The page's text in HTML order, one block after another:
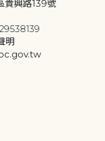
貴興路139號
明